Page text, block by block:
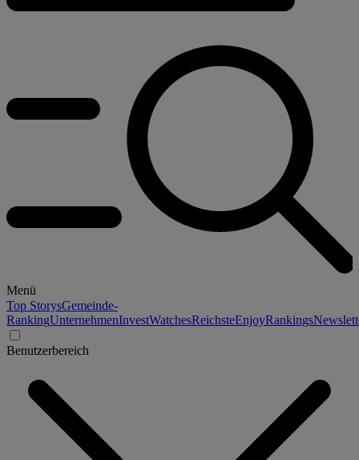
Menü
Top StorysGemeinde-
RankingUnternehmenInvestWatchesReichsteEnjoyRankings
Benutzerbereich